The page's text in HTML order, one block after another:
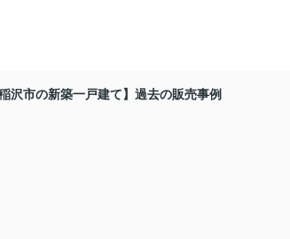
稲沢市の新築一戸建て】過去の販売事例